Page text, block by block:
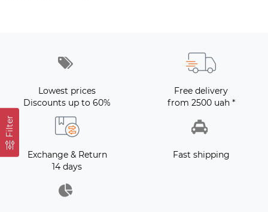
Filter
Lowest prices
Discounts up to 60%
Free delivery
from 2500 uah *
Exchange & Return
14 days
Fast shipping